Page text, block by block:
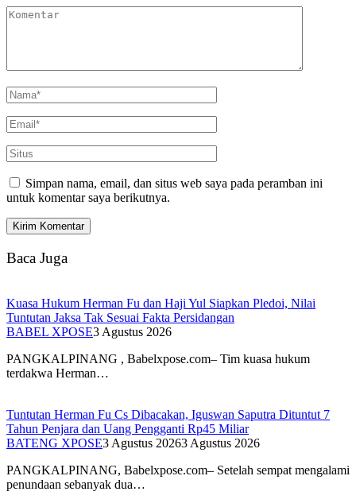
Simpan nama, email, dan situs web saya pada peramban ini
untuk komentar saya berikutnya.
Baca Juga
Kuasa Hukum Herman Fu dan Haji Yul Siapkan Pledoi, Nilai
Tuntutan Jaksa Tak Sesuai Fakta Persidangan
BABEL XPOSE3 Agustus 2026
PANGKALPINANG , Babelxpose.com– Tim kuasa hukum
terdakwa Herman…
Tuntutan Herman Fu Cs Dibacakan, Iguswan Saputra Dituntut 7
Tahun Penjara dan Uang Pengganti Rp45 Miliar
BATENG XPOSE3 Agustus 20263 Agustus 2026
PANGKALPINANG, Babelxpose.com– Setelah sempat mengalami
penundaan sebanyak dua…